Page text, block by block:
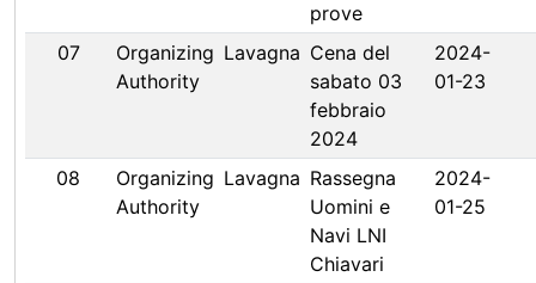
prove
07
Organizing
Authority
Lavagna Cena del
sabato 03
febbraio
2024
2024-
01-23
08
Organizing
Authority
Lavagna Rassegna
Uomini e
Navi LNI
Chiavari
2024-
01-25